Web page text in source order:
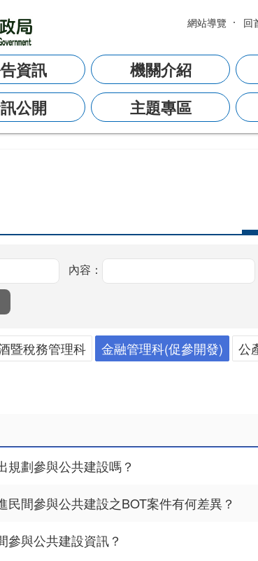
網站導覽 回
資訊 機關介紹
公開
主題專區
內容：
暨稅務管理科 金融管理科(促參開發) 公
規劃參與公共建設嗎？
民間參與公共建設之BOT案件有何差異？
參與公共建設資訊？